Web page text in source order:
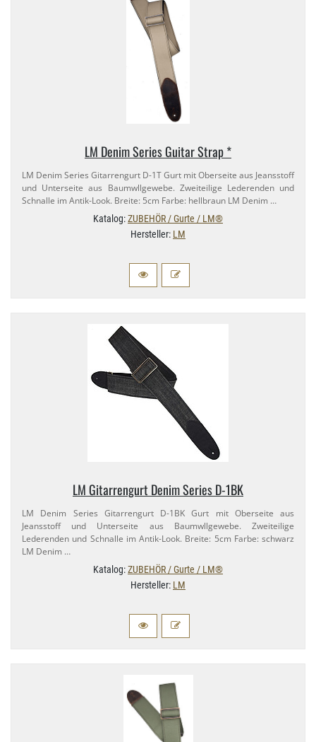
LM Denim Series Guitar Strap *
LM Denim Series Gitarrengurt D-​1T Gurt mit Oberseite aus Jeansstoff
und Unterseite aus Baumwllgewebe. Zweiteilige Lederenden und
Schnalle im Antik-​Look. Breite: 5cm Farbe: hellbraun LM Denim …
Katalog:ZUBEHÖR / Gurte / LM®
Hersteller: LM
LM Gitarrengurt Denim Series D-​1BK
LM Denim Series Gitarrengurt D-​1BK Gurt mit Oberseite aus
Jeansstoff und Unterseite aus Baumwllgewebe. Zweiteilige
Lederenden und Schnalle im Antik-​Look. Breite: 5cm Farbe: schwarz
LM Denim …
Katalog:ZUBEHÖR / Gurte / LM®
Hersteller: LM